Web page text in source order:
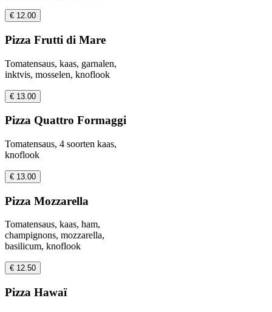
€ 12.00
Pizza Frutti di Mare
Tomatensaus, kaas, garnalen,
inktvis, mosselen, knoflook
€ 13.00
Pizza Quattro Formaggi
Tomatensaus, 4 soorten kaas,
knoflook
€ 13.00
Pizza Mozzarella
Tomatensaus, kaas, ham,
champignons, mozzarella,
basilicum, knoflook
€ 12.50
Pizza Hawaï